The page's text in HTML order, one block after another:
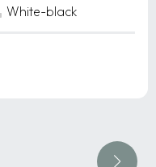
White-black